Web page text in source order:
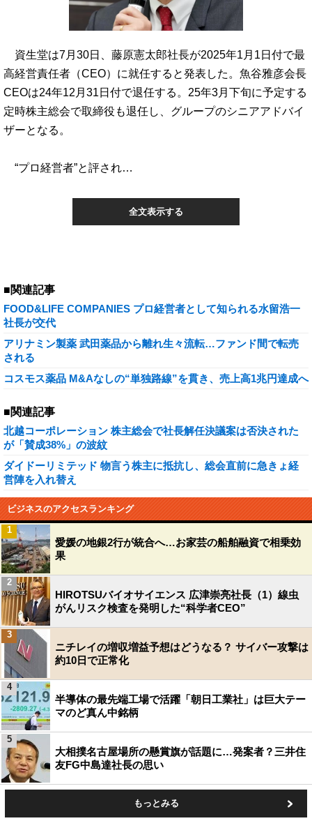
資生堂は7月30日、藤原憲太郎社長が2025年1月1日付で最
高経営責任者（CEO）に就任すると発表した。魚谷雅彦会長
CEOは24年12月31日付で退任する。25年3月下旬に予定する
定時株主総会で取締役も退任し、グループのシニアアドバイ
ザーとなる。
“プロ経営者”と評され…
全文表示する
■関連記事
FOOD&LIFE COMPANIES プロ経営者として知られる水留浩一
社長が交代
アリナミン製薬 武田薬品から離れ生々流転…ファンド間で転売
される
コスモス薬品 M&Aなしの“単独路線”を貫き、売上高1兆円達成へ
■関連記事
北越コーポレーション 株主総会で社長解任決議案は否決された
が「賛成38%」の波紋
ダイドーリミテッド 物言う株主に抵抗し、総会直前に急きょ経
営陣を入れ替え
ビジネスのアクセスランキング
愛媛の地銀2行が統合へ…お家芸の船舶融資で相乗効
果
1
HIROTSUバイオサイエンス 広津崇亮社長（1）線虫
がんリスク検査を発明した“科学者CEO”
2
ニチレイの増収増益予想はどうなる？ サイバー攻撃は
約10日で正常化
3
半導体の最先端工場で活躍「朝日工業社」は巨大テー
マのど真ん中銘柄
4
大相撲名古屋場所の懸賞旗が話題に…発案者？三井住
友FG中島達社長の思い
5
もっとみる